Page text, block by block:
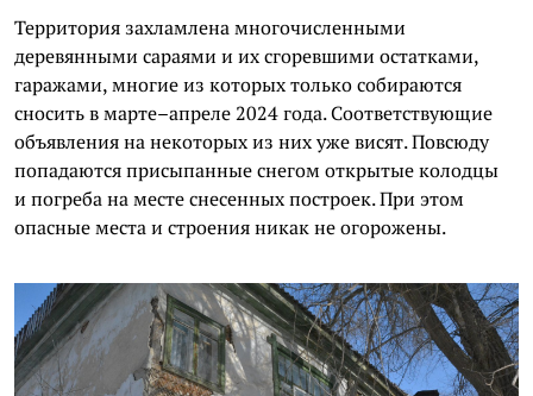
Территория захламлена многочисленными
деревянными сараями и их сгоревшими остатками,
гаражами, многие из которых только собираются
сносить в марте–апреле 2024 года. Соответствующие
объявления на некоторых из них уже висят. Повсюду
попадаются присыпанные снегом открытые колодцы
и погреба на месте снесенных построек. При этом
опасные места и строения никак не огорожены.